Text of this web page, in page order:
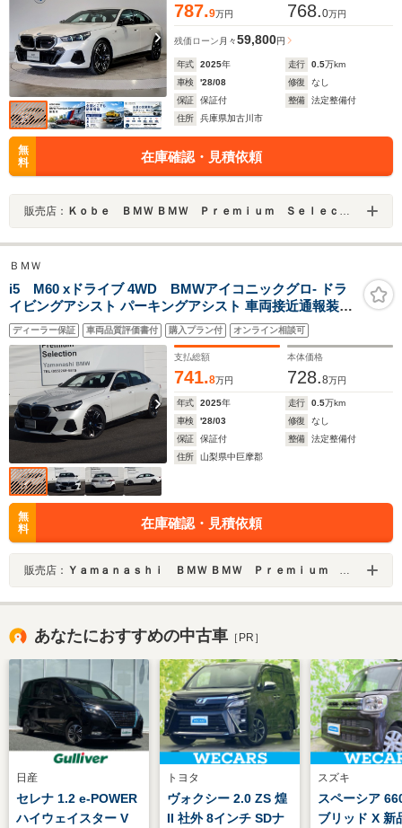
787.9万円 768.0万円
残価ローン 月々59,800円
年式 2025年 走行 0.5万km
車検
'28/08 修復
なし
保証
保証付 整備
法定整備付
住所
兵庫県加古川市
無
料
在庫確認・見積依頼
販売店： Ｋｏｂｅ ＢＭＷ ＢＭＷ Ｐｒｅｍｉｕｍ Ｓｅｌｅｃｔｉｏｎ 加古川
ＢＭＷ
i5 M60 xドライブ 4WD BMWアイコニックグロ- ドラ
イビングアシスト パーキングアシスト 車両接近通報装置
アダプティブLEDヘッドライト コーナーリングライト ハ
イビームアシスタント ハーマンカードンスピーカー
20AW 地デジテレビ
ディーラー保証 車両品質評価書付 購入プラン付 オンライン相談可
支払総額
741.8万円
本体価格
728.8万円
年式 2025年 走行 0.5万km
車検
'28/03 修復
なし
保証
保証付 整備
法定整備付
住所
山梨県中巨摩郡
無
料
在庫確認・見積依頼
販売店： Ｙａｍａｎａｓｈｉ ＢＭＷ ＢＭＷ Ｐｒｅｍｉｕｍ Ｓｅｌｅｃｔｉｏｎ 山梨
あなたにおすすめの中古車 ［PR］
日産
セレナ 1.2 e-POWER
ハイウェイスター V
トヨタ
ヴォクシー 2.0 ZS 煌
II 社外 8インチ SDナ
スズキ
スペーシア
ブリッド X 新